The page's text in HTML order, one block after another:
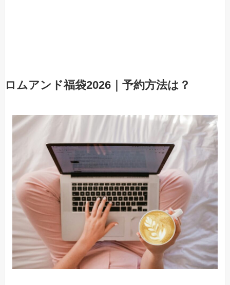
ロムアンド福袋2026｜予約方法は？